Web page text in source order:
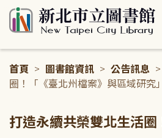
首頁 > 圖書館資訊 > 公告訊息
圈！「《臺北州檔案》與區域研究
打造永續共榮雙北生活